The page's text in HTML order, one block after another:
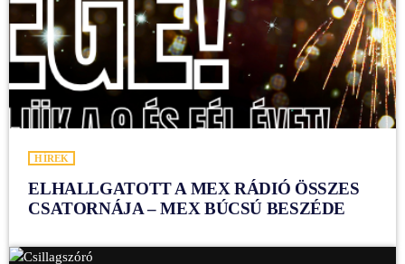
HÍREK
ELHALLGATOTT A MEX RÁDIÓ ÖSSZES
CSATORNÁJA – MEX BÚCSÚ BESZÉDE